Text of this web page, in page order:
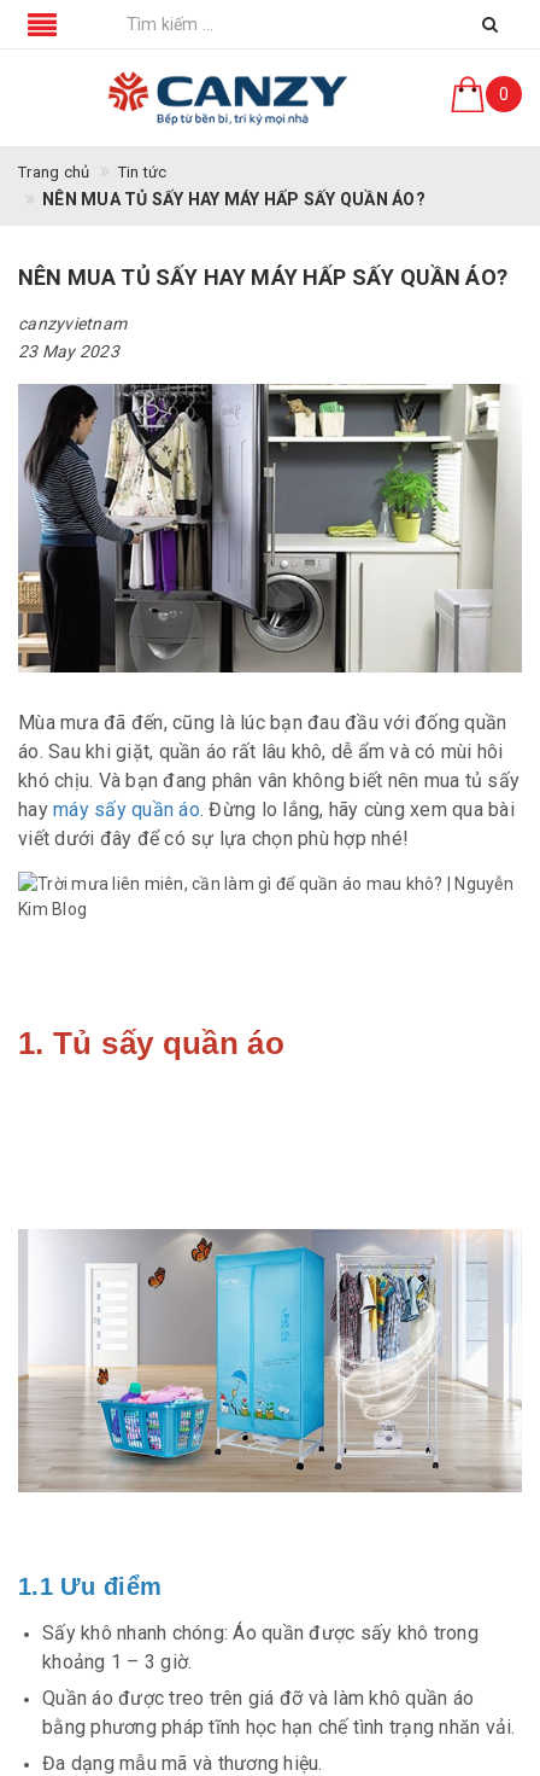
0
Trang chủ Tin tức
NÊN MUA TỦ SẤY HAY MÁY HẤP SẤY QUẦN ÁO?
NÊN MUA TỦ SẤY HAY MÁY HẤP SẤY QUẦN ÁO?
canzyvietnam
23 May 2023
Mùa mưa đã đến, cũng là lúc bạn đau đầu với đống quần
áo. Sau khi giặt, quần áo rất lâu khô, dễ ẩm và có mùi hôi
khó chịu. Và bạn đang phân vân không biết nên mua tủ sấy
hay máy sấy quần áo. Đừng lo lắng, hãy cùng xem qua bài
viết dưới đây để có sự lựa chọn phù hợp nhé!
1. Tủ sấy quần áo
1.1 Ưu điểm
Sấy khô nhanh chóng: Áo quần được sấy khô trong
khoảng 1 – 3 giờ.
Quần áo được treo trên giá đỡ và làm khô quần áo
bằng phương pháp tĩnh học hạn chế tình trạng nhăn vải.
Đa dạng mẫu mã và thương hiệu.